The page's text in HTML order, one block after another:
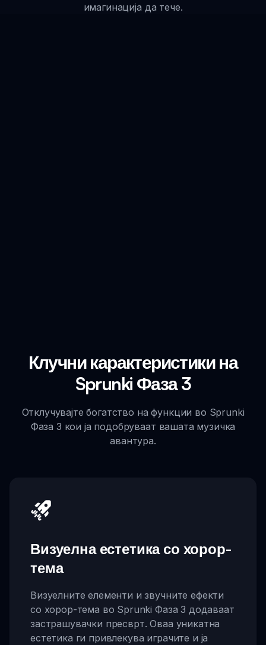
имагинација да тече.
Клучни карактеристики на
Sprunki Фаза 3
Отклучувајте богатство на функции во Sprunki
Фаза 3 кои ја подобруваат вашата музичка
авантура.
Визуелна естетика со хорор-
тема
Визуелните елементи и звучните ефекти
со хорор-тема во Sprunki Фаза 3 додаваат
застрашувачки пресврт. Оваа уникатна
естетика ги привлекува играчите и ја